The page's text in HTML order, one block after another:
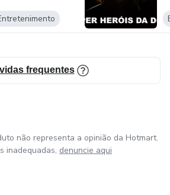
frequentes
não representa a opinião da Hotmart.
inadequadas, denuncie aqui